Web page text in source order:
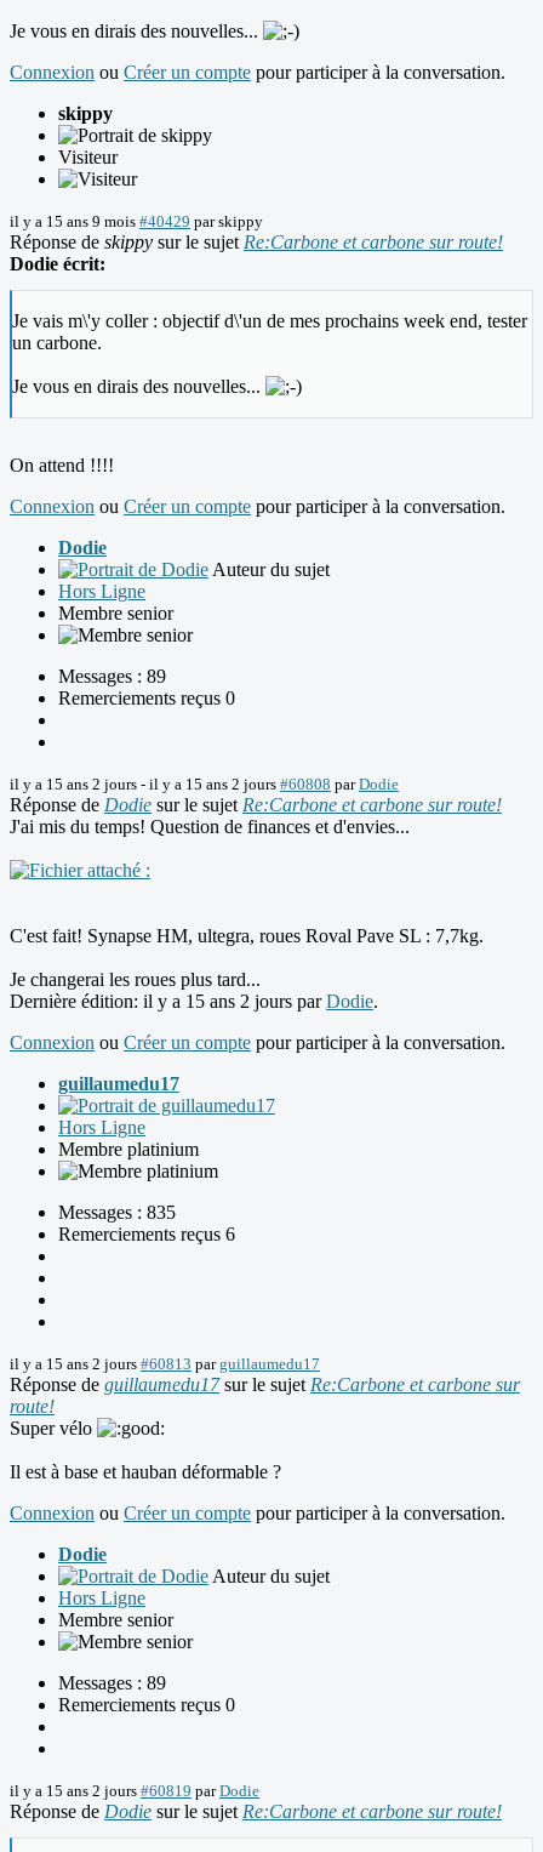
Je vous en dirais des nouvelles...
Connexion ou Créer un compte pour participer à la conversation.
skippy
Visiteur
il y a 15 ans 9 mois #40429 parskippy
Réponse de skippy sur le sujet Re:Carbone et carbone sur route!
Dodie écrit:
Je vais m\'y coller : objectif d\'un de mes prochains week end, tester
un carbone.
Je vous en dirais des nouvelles...
On attend !!!!
Connexion ou Créer un compte pour participer à la conversation.
Dodie
Auteur du sujet
Hors Ligne
Membre senior
Messages : 89
Remerciements reçus 0
il y a 15 ans 2 jours - il y a 15 ans 2 jours #60808 parDodie
Réponse de Dodie sur le sujet Re:Carbone et carbone sur route!
J'ai mis du temps! Question de finances et d'envies...
C'est fait! Synapse HM, ultegra, roues Roval Pave SL : 7,7kg.
Je changerai les roues plus tard...
Dernière édition: il y a 15 ans 2 jours parDodie.
Connexion ou Créer un compte pour participer à la conversation.
guillaumedu17
Hors Ligne
Membre platinium
Messages : 835
Remerciements reçus 6
il y a 15 ans 2 jours #60813 parguillaumedu17
Réponse de guillaumedu17sur le sujet Re:Carbone et carbone sur
route!
Super vélo
Il est à base et hauban déformable ?
Connexion ou Créer un compte pour participer à la conversation.
Dodie
Auteur du sujet
Hors Ligne
Membre senior
Messages : 89
Remerciements reçus 0
il y a 15 ans 2 jours #60819 parDodie
Réponse de Dodie sur le sujet Re:Carbone et carbone sur route!